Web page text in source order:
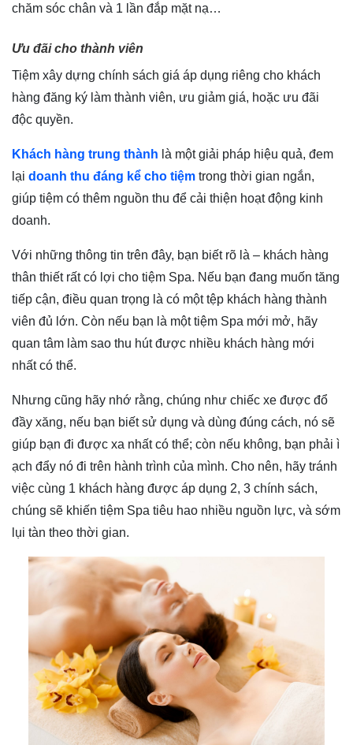
chăm sóc chân và 1 lần đắp mặt nạ…
Ưu đãi cho thành viên
Tiệm xây dựng chính sách giá áp dụng riêng cho khách
hàng đăng ký làm thành viên, ưu giảm giá, hoặc ưu đãi
độc quyền.
Khách hàng trung thành là một giải pháp hiệu quả, đem
lại doanh thu đáng kể cho tiệm trong thời gian ngắn,
giúp tiệm có thêm nguồn thu để cải thiện hoạt động kinh
doanh.
Với những thông tin trên đây, bạn biết rõ là – khách hàng
thân thiết rất có lợi cho tiệm Spa. Nếu bạn đang muốn tăng
tiếp cận, điều quan trọng là có một tệp khách hàng thành
viên đủ lớn. Còn nếu bạn là một tiệm Spa mới mở, hãy
quan tâm làm sao thu hút được nhiều khách hàng mới
nhất có thể.
Nhưng cũng hãy nhớ rằng, chúng như chiếc xe được đổ
đầy xăng, nếu bạn biết sử dụng và dùng đúng cách, nó sẽ
giúp bạn đi được xa nhất có thể; còn nếu không, bạn phải ì
ạch đẩy nó đi trên hành trình của mình. Cho nên, hãy tránh
việc cùng 1 khách hàng được áp dụng 2, 3 chính sách,
chúng sẽ khiến tiệm Spa tiêu hao nhiều nguồn lực, và sớm
lụi tàn theo thời gian.